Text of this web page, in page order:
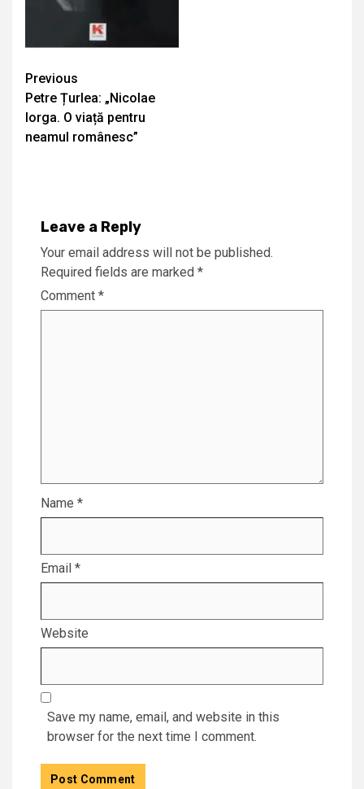
Continue
Reading
Previous
Petre Țurlea: „Nicolae
Iorga. O viață pentru
neamul românesc”
Leave a Reply
Your email address will not be published.
Required fields are marked *
Comment *
Name *
Email *
Website
Save my name, email, and website in this
browser for the next time I comment.